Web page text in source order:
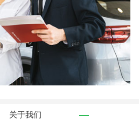
关于我们